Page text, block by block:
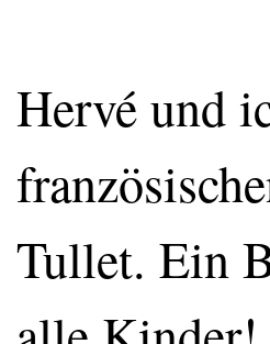
Hervé und
Tullet. Ein